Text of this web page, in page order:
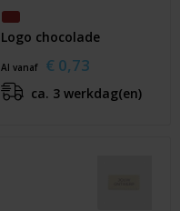
Logo chocolade
Al vanaf € 0,73
ca. 3 werkdag(en)